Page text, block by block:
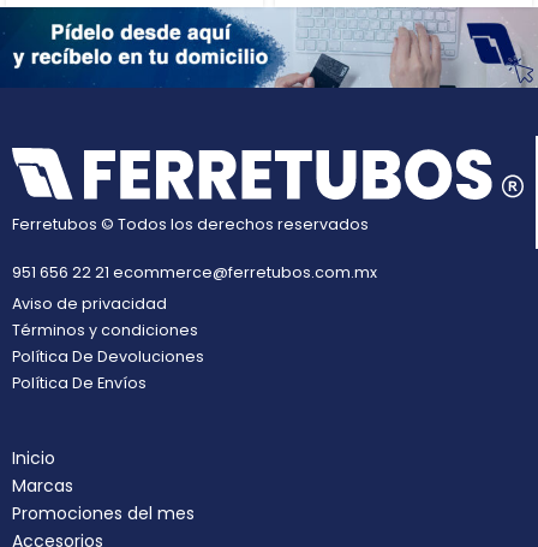
Ferretubos © Todos los derechos reservados
951 656 22 21 ecommerce@ferretubos.com.mx
Aviso de privacidad
Términos y condiciones
Política De Devoluciones
Política De Envíos
Inicio
Marcas
Promociones del mes
Accesorios